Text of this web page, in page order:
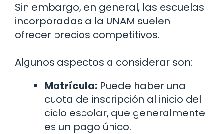
Sin embargo, en general, las escuelas
incorporadas a la UNAM suelen
ofrecer precios competitivos.
Algunos aspectos a considerar son:
Matrícula: Puede haber una
cuota de inscripción al inicio del
ciclo escolar, que generalmente
es un pago único.